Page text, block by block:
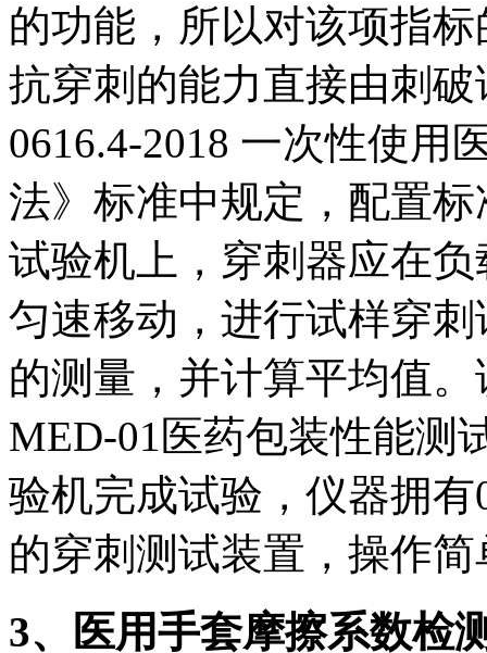
的功能，所以对该项指
抗穿刺的能力直接由刺
0616.4-2018 一次性使用
法》标准中规定，配置
试验机上，穿刺器应在
匀速移动，进行试样穿
的测量，并计算平均值
MED-01医药包装性能测
验机完成试验，仪器拥
的穿刺测试装置，操作
3、医用手套摩擦系数检